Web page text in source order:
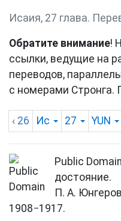
Исаия, 27 глава.
Обратите внимание!
ссылки, ведущие на
переводов,
с номерами Стронга.
‹ 26 Ис 27 YUN
Public
достояние.
П. А.
1908−1917.